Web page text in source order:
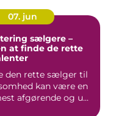
07. jun
sælgere –
at finde de rette
den rette sælger til
kan være en
afgørende og u...